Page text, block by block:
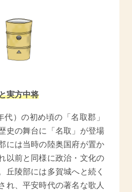
実方中将
代）の初め頃の「名取郡」
史の舞台に「名取」が登場
には当時の陸奥国府が置か
以前と同様に政治・文化の
丘陵部には多賀城へと続く
れ、平安時代の著名な歌人